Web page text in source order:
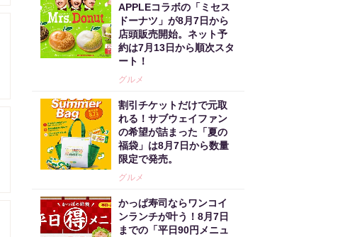
APPLEコラボの「ミセス
ドーナツ」が8月7日から
店頭販売開始。ネット予
約は7月13日から順次スタ
ート！
グルメ
割引チケットだけで元取
れる！サブウェイファン
の希望が詰まった「夏の
福袋」は8月7日から数量
限定で発売。
グルメ
かっぱ寿司ならワンコイ
ンランチが叶う！8月7日
までの「平日90円メニュ